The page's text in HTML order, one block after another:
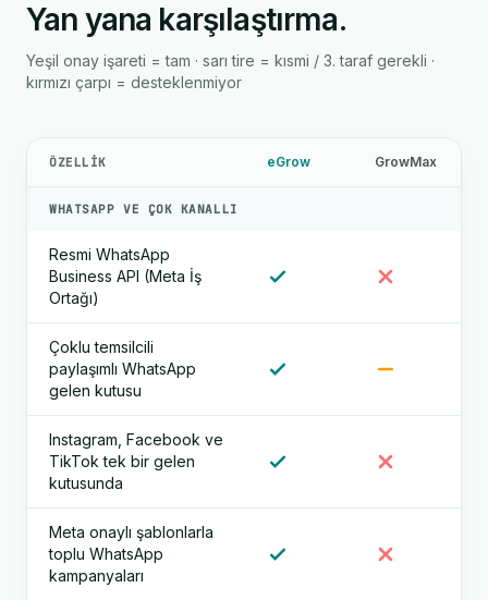
Yan yana karşılaştırma.
Yeşil onay işareti = tam · sarı tire = kısmi / 3. taraf gerekli ·
kırmızı çarpı = desteklenmiyor
ÖZELLIK eGrow GrowMax
WHATSAPP VE ÇOK KANALLI
Resmi WhatsApp
Business API (Meta İş
Ortağı)
Çoklu temsilcili
paylaşımlı WhatsApp
gelen kutusu
Instagram, Facebook ve
TikTok tek bir gelen
kutusunda
Meta onaylı şablonlarla
toplu WhatsApp
kampanyaları